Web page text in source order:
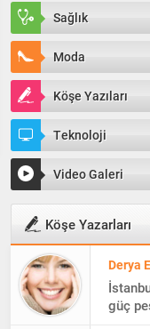
Sağlık
Moda
Köşe Yazıları
Teknoloji
Video Galeri
Köşe Yazarları
Derya
güç